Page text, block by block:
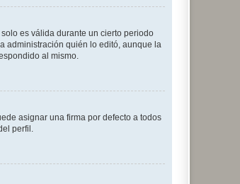
es válida durante un cierto periodo
administración quién lo editó, aunque la
al mismo.
asignar una firma por defecto a todos
perfil.